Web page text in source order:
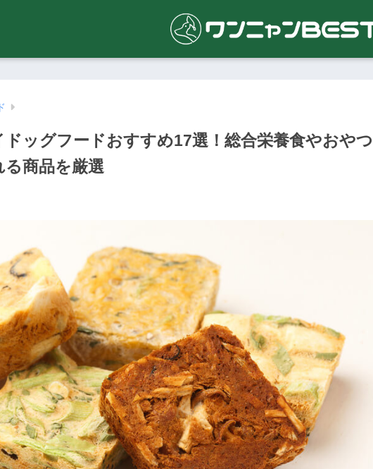
ッグフードおすすめ17選！総合栄養食やおやつ
商品を厳選